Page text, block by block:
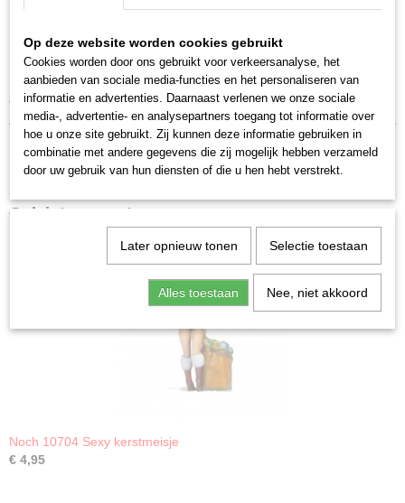
Productcode leverancier
10702
Schaal
H0 (1:87)
Staat
Nieuw
Omschrijving
Noch 10702 Kerstman leest voor
De levendig vormgegeven HO-figuren zijn in kleur 3D gedrukt. Deze
fantastische, nieuwe technologie opent nieuwe ontwerpmogelijkheden.
Ook interessant
Noch 10704 Sexy kerstmeisje
€ 4,95
Op deze website worden cookies gebruikt
Cookies worden door ons gebruikt voor verkeersanalyse, het
aanbieden van sociale media-functies en het personaliseren van
informatie en advertenties. Daarnaast verlenen we onze sociale
media-, advertentie- en analysepartners toegang tot informatie over
hoe u onze site gebruikt. Zij kunnen deze informatie gebruiken in
combinatie met andere gegevens die zij mogelijk hebben verzameld
door uw gebruik van hun diensten of die u hen hebt verstrekt.
Later opnieuw tonen Selectie toestaan
Alles toestaan Nee, niet akkoord